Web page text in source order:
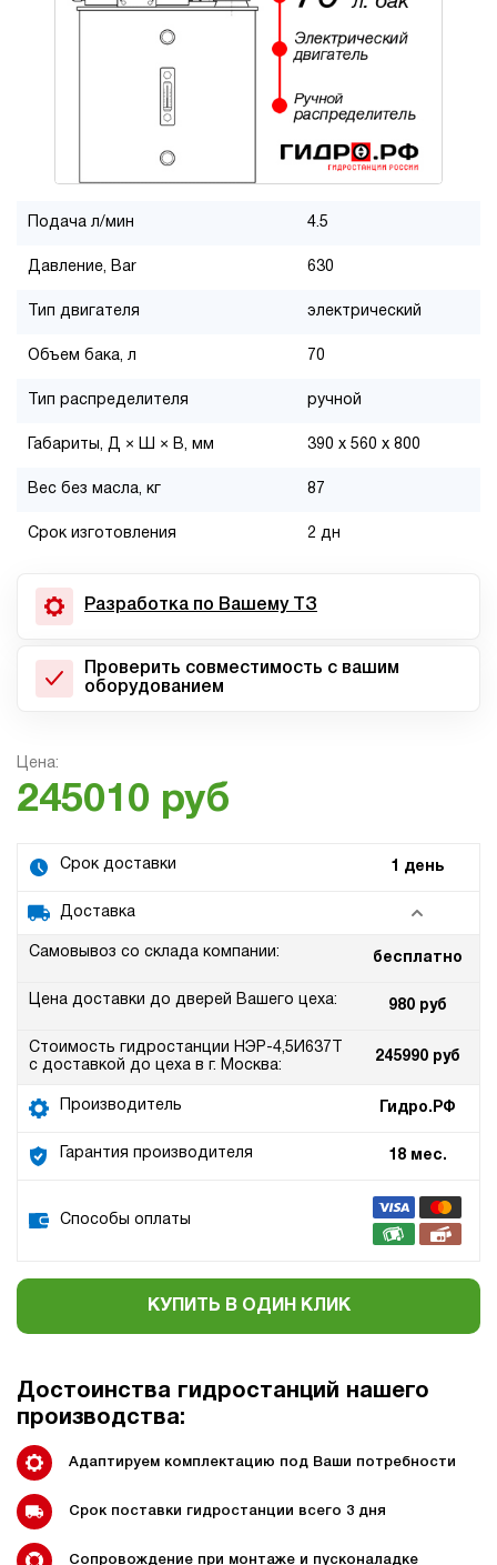
Подача л/мин 4.5
Давление, Bar 630
Тип двигателя электрический
Объем бака, л 70
Тип распределителя ручной
Габариты, Д × Ш × В, мм 390 x 560 x 800
Вес без масла, кг 87
Срок изготовления 2 дн
Разработка по Вашему ТЗ
Проверить совместимость с вашим
оборудованием
Цена:
245010 руб
Срок доставки 1 день
Доставка
Самовывоз со склада компании: бесплатно
Цена доставки до дверей Вашего цеха: 980 руб
Стоимость гидростанции НЭР-4,5И637Т
с доставкой до цеха в г. Москва:
245990 руб
Производитель Гидро.РФ
Гарантия производителя 18 мес.
Способы оплаты
КУПИТЬ В ОДИН КЛИК
Достоинства гидростанций нашего
производства:
Адаптируем комплектацию под Ваши потребности
Срок поставки гидростанции всего 3 дня
Сопровождение при монтаже и пусконаладке